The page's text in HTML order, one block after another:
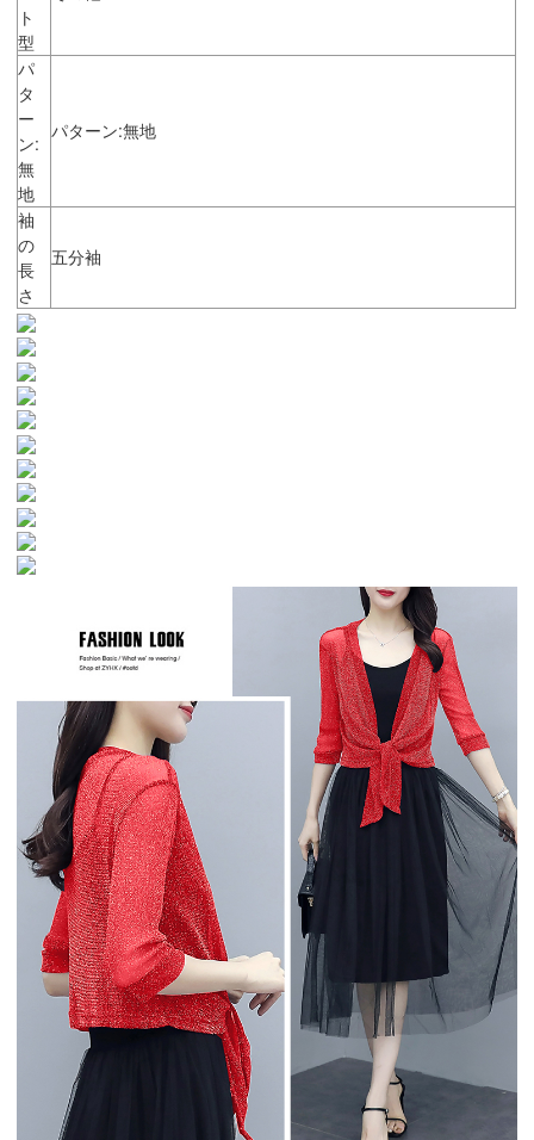
ト
型
パ
タ
ー
ン:
無
地
パターン:無地
袖
の
長
さ
五分袖